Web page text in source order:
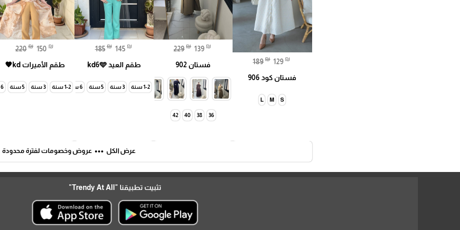
189 ₪ 129 ₪
فستان كود 906
S
M
L
229 ₪ 139 ₪
فستان 902
36
38
40
42
185 ₪ 145 ₪
طقم العيد kd6🩵
1-2 سنة 3 سنة 5 سنة 6 سنة 7 سنة
220 ₪ 150 ₪
طقم الأميرات kd🤎
1-2 سنة 3 سنة 5 سنة 6 سنة
عرض الكل more_horiz عروض وخصومات لفترة محدودة
تثبيت تطبيقنا "Trendy At All"